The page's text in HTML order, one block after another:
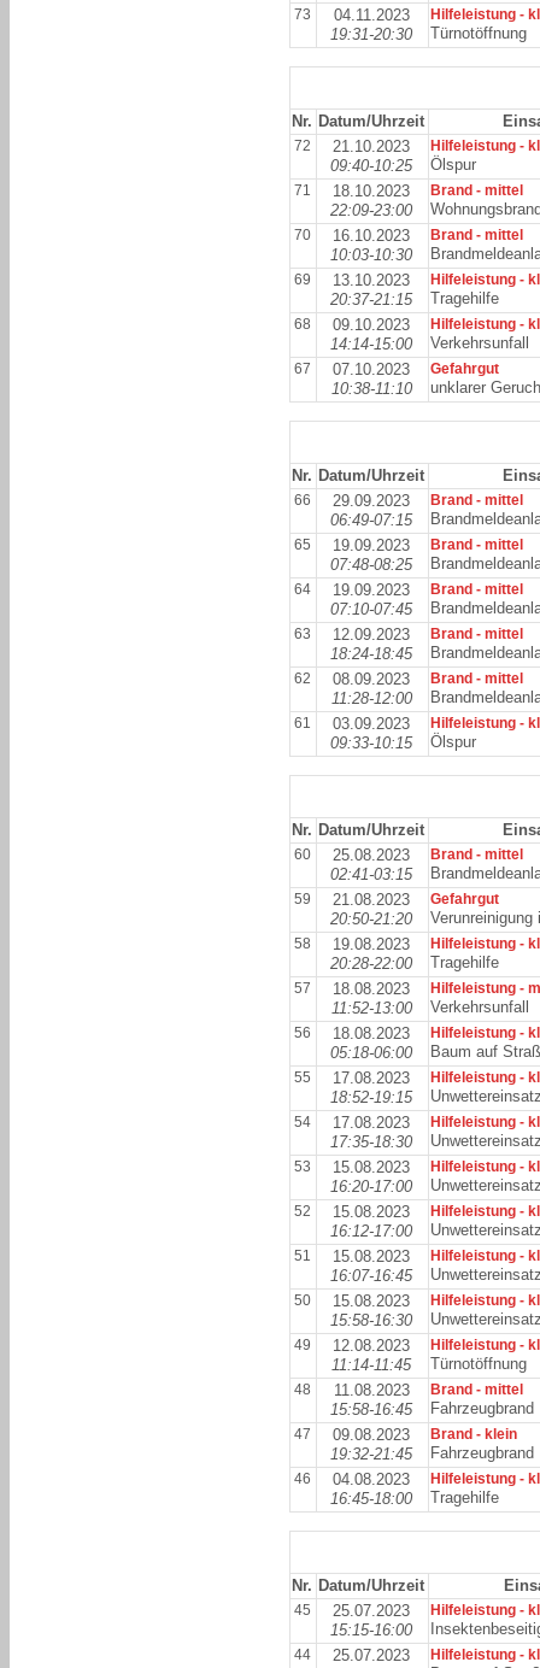
73
04.11.2023
19:31-20:30
Hilfeleistung -
Türnotöffnung
Nr. Datum/Uhrzeit
72
21.10.2023
09:40-10:25
Hilfeleistung -
Ölspur
71
18.10.2023
22:09-23:00
Brand - mittel
70
16.10.2023
10:03-10:30
Brand - mittel
69
13.10.2023
20:37-21:15
Hilfeleistung -
Tragehilfe
68
09.10.2023
14:14-15:00
Hilfeleistung -
Verkehrsunfall
67
07.10.2023
10:38-11:10
Gefahrgut
unklarer
Nr. Datum/Uhrzeit
66
29.09.2023
06:49-07:15
Brand - mittel
65
19.09.2023
07:48-08:25
Brand - mittel
64
19.09.2023
07:10-07:45
Brand - mittel
63
12.09.2023
18:24-18:45
Brand - mittel
62
08.09.2023
11:28-12:00
Brand - mittel
61
03.09.2023
09:33-10:15
Hilfeleistung -
Ölspur
Nr. Datum/Uhrzeit
60
25.08.2023
02:41-03:15
Brand - mittel
59
21.08.2023
20:50-21:20
Gefahrgut
Verunreinigung
58
19.08.2023
20:28-22:00
Hilfeleistung -
Tragehilfe
57
18.08.2023
11:52-13:00
Hilfeleistung -
Verkehrsunfall
56
18.08.2023
05:18-06:00
Hilfeleistung -
Baum auf
55
17.08.2023
18:52-19:15
Hilfeleistung -
54
17.08.2023
17:35-18:30
Hilfeleistung -
53
15.08.2023
16:20-17:00
Hilfeleistung -
52
15.08.2023
16:12-17:00
Hilfeleistung -
51
15.08.2023
16:07-16:45
Hilfeleistung -
50
15.08.2023
15:58-16:30
Hilfeleistung -
49
12.08.2023
11:14-11:45
Hilfeleistung -
Türnotöffnung
48
11.08.2023
15:58-16:45
Brand - mittel
Fahrzeugbrand
47
09.08.2023
19:32-21:45
Brand - klein
Fahrzeugbrand
46
04.08.2023
16:45-18:00
Hilfeleistung -
Tragehilfe
Nr. Datum/Uhrzeit
45
25.07.2023
15:15-16:00
Hilfeleistung -
44
25.07.2023
Hilfeleistung -